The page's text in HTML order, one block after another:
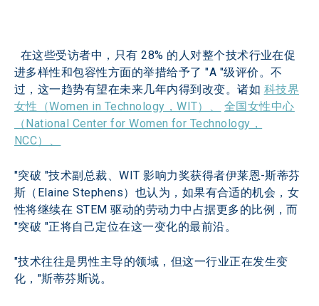
进多样性和包容性方面的举措给予了 "A "级评价。不
过，这一趋势有望在未来几年内得到改变。诸如 科技界
女性（Women in Technology，WIT）、
全国女性中心
（National Center for Women for Technology，
NCC）、
"突破 "技术副总裁、WIT 影响力奖获得者伊莱恩-斯蒂芬
斯（Elaine Stephens）也认为，如果有合适的机会，女
性将继续在 STEM 驱动的劳动力中占据更多的比例，而
"突破 "正将自己定位在这一变化的最前沿。
"技术往往是男性主导的领域，但这一行业正在发生变
化，"斯蒂芬斯说。